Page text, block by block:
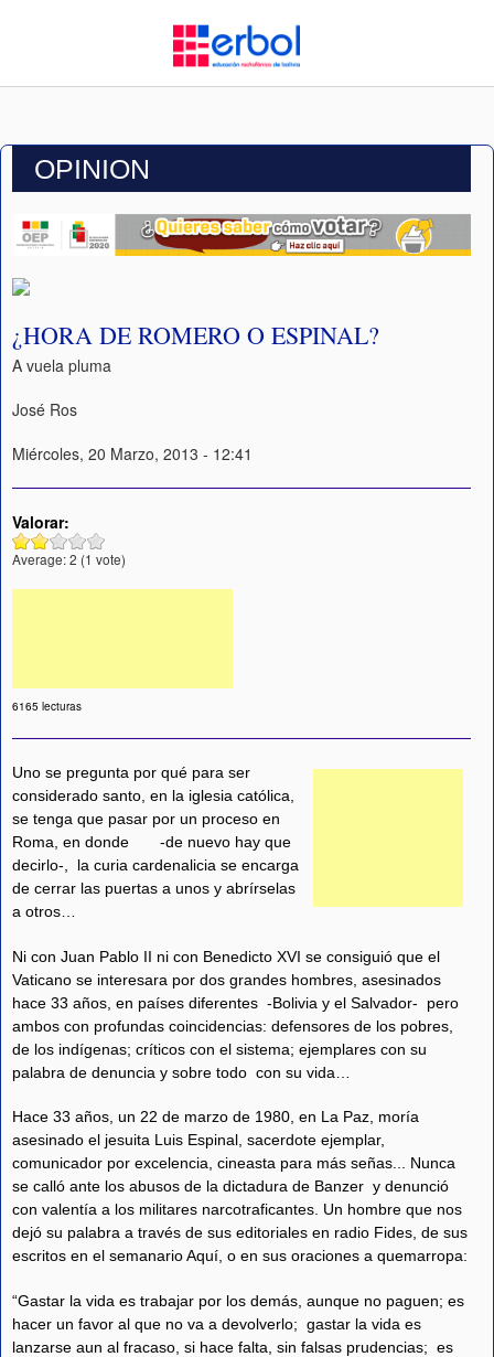
OPINION
¿HORA DE ROMERO O ESPINAL?
A vuela pluma
José Ros
Miércoles, 20 Marzo, 2013 - 12:41
Valorar:
Average:2 (1 vote)
6165 lecturas
Uno se pregunta por qué para ser
considerado santo, en la iglesia católica,
se tenga que pasar por un proceso en
Roma, en donde -de nuevo hay que
decirlo-, la curia cardenalicia se encarga
de cerrar las puertas a unos y abrírselas
a otros…
Ni con Juan Pablo II ni con Benedicto XVI se consiguió que el
Vaticano se interesara por dos grandes hombres, asesinados
hace 33 años, en países diferentes -Bolivia y el Salvador- pero
ambos con profundas coincidencias: defensores de los pobres,
de los indígenas; críticos con el sistema; ejemplares con su
palabra de denuncia y sobre todo con su vida…
Hace 33 años, un 22 de marzo de 1980, en La Paz, moría
asesinado el jesuita Luis Espinal, sacerdote ejemplar,
comunicador por excelencia, cineasta para más señas... Nunca
se calló ante los abusos de la dictadura de Banzer y denunció
con valentía a los militares narcotraficantes. Un hombre que nos
dejó su palabra a través de sus editoriales en radio Fides, de sus
escritos en el semanario Aquí, o en sus oraciones a quemarropa:
“Gastar la vida es trabajar por los demás, aunque no paguen; es
hacer un favor al que no va a devolverlo; gastar la vida es
lanzarse aun al fracaso, si hace falta, sin falsas prudencias; es